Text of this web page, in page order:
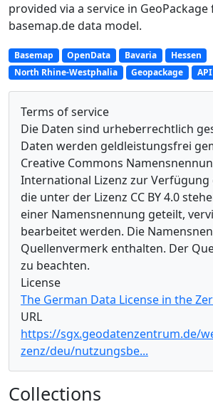
provided via a service in
basemap.de data model.
Basemap OpenData Bavaria
Hessen
North Rhine-Westphalia
Geopackage API
Terms of service
Die Daten sind urheberrechtlich
Daten werden geldleistungsfrei
Creative Commons
International Lizenz zur Verfügung
die unter der Lizenz CC BY 4.0
einer Namensnennung geteilt,
bearbeitet werden. Die
Quellenvermerk enthalten. Der
zu beachten.
License
The German Data License in the
URL
https://sgx.geodatenzentrum.de/
zenz/deu/nutzungsbe...
Collections